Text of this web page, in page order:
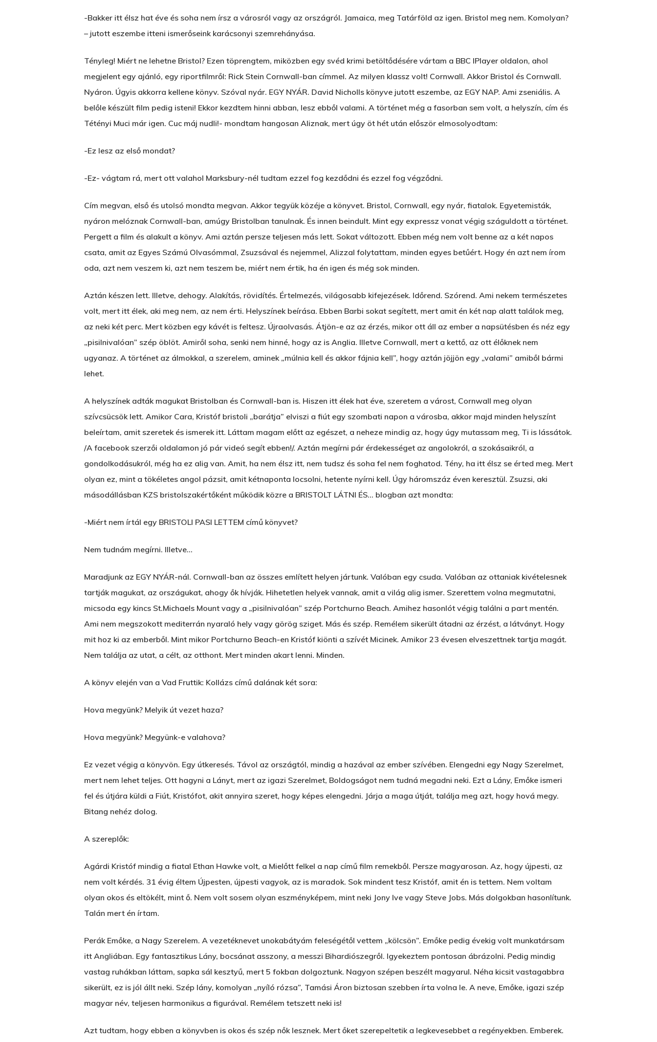
-Bakker itt élsz hat éve és soha nem írsz a városról vagy az országról. Jamaica, meg Tatárföld az igen. Bristol meg nem. Komolyan?
– jutott eszembe itteni ismerőseink karácsonyi szemrehányása.
Tényleg! Miért ne lehetne Bristol? Ezen töprengtem, miközben egy svéd krimi betöltődésére vártam a BBC IPlayer oldalon, ahol
megjelent egy ajánló, egy riportfilmről: Rick Stein Cornwall-ban címmel. Az milyen klassz volt! Cornwall. Akkor Bristol és Cornwall.
Nyáron. Úgyis akkorra kellene könyv. Szóval nyár. EGY NYÁR. David Nicholls könyve jutott eszembe, az EGY NAP. Ami zseniális. A
belőle készült film pedig isteni! Ekkor kezdtem hinni abban, lesz ebből valami. A történet még a fasorban sem volt, a helyszín, cím és
Tétényi Muci már igen. Cuc máj nudli!- mondtam hangosan Aliznak, mert úgy öt hét után először elmosolyodtam:
-Ez lesz az első mondat?
-Ez- vágtam rá, mert ott valahol Marksbury-nél tudtam ezzel fog kezdődni és ezzel fog végződni.
Cím megvan, első és utolsó mondta megvan. Akkor tegyük közéje a könyvet. Bristol, Cornwall, egy nyár, fiatalok. Egyetemisták,
nyáron melóznak Cornwall-ban, amúgy Bristolban tanulnak. És innen beindult. Mint egy expressz vonat végig száguldott a történet.
Pergett a film és alakult a könyv. Ami aztán persze teljesen más lett. Sokat változott. Ebben még nem volt benne az a két napos
csata, amit az Egyes Számú Olvasómmal, Zsuzsával és nejemmel, Alizzal folytattam, minden egyes betűért. Hogy én azt nem írom
oda, azt nem veszem ki, azt nem teszem be, miért nem értik, ha én igen és még sok minden.
Aztán készen lett. Illetve, dehogy. Alakítás, rövidítés. Értelmezés, világosabb kifejezések. Időrend. Szórend. Ami nekem természetes
volt, mert itt élek, aki meg nem, az nem érti. Helyszínek beírása. Ebben Barbi sokat segített, mert amit én két nap alatt találok meg,
az neki két perc. Mert közben egy kávét is feltesz. Újraolvasás. Átjön-e az az érzés, mikor ott áll az ember a napsütésben és néz egy
„pisilnivalóan” szép öblöt. Amiről soha, senki nem hinné, hogy az is Anglia. Illetve Cornwall, mert a kettő, az ott élőknek nem
ugyanaz. A történet az álmokkal, a szerelem, aminek „múlnia kell és akkor fájnia kell”, hogy aztán jöjjön egy „valami” amiből bármi
lehet.
A helyszínek adták magukat Bristolban és Cornwall-ban is. Hiszen itt élek hat éve, szeretem a várost, Cornwall meg olyan
szívcsücsök lett. Amikor Cara, Kristóf bristoli „barátja” elviszi a fiút egy szombati napon a városba, akkor majd minden helyszínt
beleírtam, amit szeretek és ismerek itt. Láttam magam előtt az egészet, a neheze mindig az, hogy úgy mutassam meg, Ti is lássátok.
/A facebook szerzői oldalamon jó pár videó segít ebben!/. Aztán megírni pár érdekességet az angolokról, a szokásaikról, a
gondolkodásukról, még ha ez alig van. Amit, ha nem élsz itt, nem tudsz és soha fel nem foghatod. Tény, ha itt élsz se érted meg. Mert
olyan ez, mint a tökéletes angol pázsit, amit kétnaponta locsolni, hetente nyírni kell. Úgy háromszáz éven keresztül. Zsuzsi, aki
másodállásban KZS bristolszakértőként működik közre a BRISTOLT LÁTNI ÉS… blogban azt mondta:
-Miért nem írtál egy BRISTOLI PASI LETTEM című könyvet?
Nem tudnám megírni. Illetve…
Maradjunk az EGY NYÁR-nál. Cornwall-ban az összes említett helyen jártunk. Valóban egy csuda. Valóban az ottaniak kivételesnek
tartják magukat, az országukat, ahogy ők hívják. Hihetetlen helyek vannak, amit a világ alig ismer. Szerettem volna megmutatni,
micsoda egy kincs St.Michaels Mount vagy a „pisilnivalóan” szép Portchurno Beach. Amihez hasonlót végig találni a part mentén.
Ami nem megszokott mediterrán nyaraló hely vagy görög sziget. Más és szép. Remélem sikerült átadni az érzést, a látványt. Hogy
mit hoz ki az emberből. Mint mikor Portchurno Beach-en Kristóf kiönti a szívét Micinek. Amikor 23 évesen elveszettnek tartja magát.
Nem találja az utat, a célt, az otthont. Mert minden akart lenni. Minden.
A könyv elején van a Vad Fruttik: Kollázs című dalának két sora:
Hova megyünk? Melyik út vezet haza?
Hova megyünk? Megyünk-e valahova?
Ez vezet végig a könyvön. Egy útkeresés. Távol az országtól, mindig a hazával az ember szívében. Elengedni egy Nagy Szerelmet,
mert nem lehet teljes. Ott hagyni a Lányt, mert az igazi Szerelmet, Boldogságot nem tudná megadni neki. Ezt a Lány, Emőke ismeri
fel és útjára küldi a Fiút, Kristófot, akit annyira szeret, hogy képes elengedni. Járja a maga útját, találja meg azt, hogy hová megy.
Bitang nehéz dolog.
A szereplők:
Agárdi Kristóf mindig a fiatal Ethan Hawke volt, a Mielőtt felkel a nap című film remekből. Persze magyarosan. Az, hogy újpesti, az
nem volt kérdés. 31 évig éltem Újpesten, újpesti vagyok, az is maradok. Sok mindent tesz Kristóf, amit én is tettem. Nem voltam
olyan okos és eltökélt, mint ő. Nem volt sosem olyan eszményképem, mint neki Jony Ive vagy Steve Jobs. Más dolgokban hasonlítunk.
Talán mert én írtam.
Perák Emőke, a Nagy Szerelem. A vezetéknevet unokabátyám feleségétől vettem „kölcsön”. Emőke pedig évekig volt munkatársam
itt Angliában. Egy fantasztikus Lány, bocsánat asszony, a messzi Bihardiószegről. Igyekeztem pontosan ábrázolni. Pedig mindig
vastag ruhákban láttam, sapka sál kesztyű, mert 5 fokban dolgoztunk. Nagyon szépen beszélt magyarul. Néha kicsit vastagabbra
sikerült, ez is jól állt neki. Szép lány, komolyan „nyíló rózsa”, Tamási Áron biztosan szebben írta volna le. A neve, Emőke, igazi szép
magyar név, teljesen harmonikus a figurával. Remélem tetszett neki is!
Azt tudtam, hogy ebben a könyvben is okos és szép nők lesznek. Mert őket szerepeltetik a legkevesebbet a regényekben. Emberek.
This is an optional, highly
customizable off canvas area.
About Salient
Manhattan, NY
T:
E: